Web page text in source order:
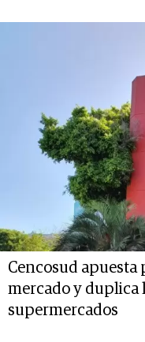
Cencosud apuesta
mercado y duplica
supermercados